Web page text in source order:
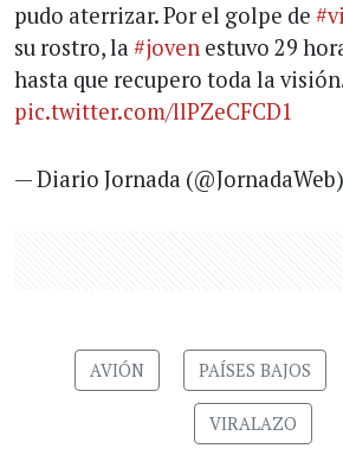
pudo aterrizar. Por el golpe de
su rostro, la #joven estuvo 29
hasta que recupero toda la
pic.twitter.com/llPZeCFCD1
— Diario Jornada (@JornadaWeb)
AVIÓN PAÍSES BAJOS
VIRALAZO